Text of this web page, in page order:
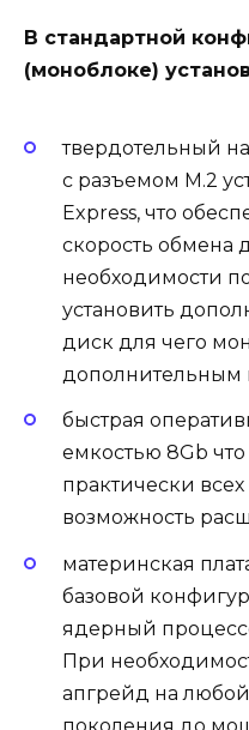
В стандартной
(моноблоке)
твердотельный
с разъемом M.2
Express, что
скорость обмена
необходимости
установить
диск для чего
дополнительным
быстрая
емкостью 8Gb
практически
возможность
материнская
базовой
ядерный
При
апгрейд на
поколения до